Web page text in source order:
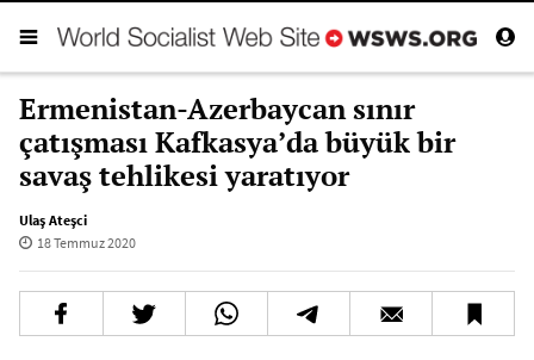
Ermenistan-Azerbaycan sınır
çatışması Kafkasya’da büyük bir
savaş tehlikesi yaratıyor
Ulaş Ateşci
18 Temmuz 2020